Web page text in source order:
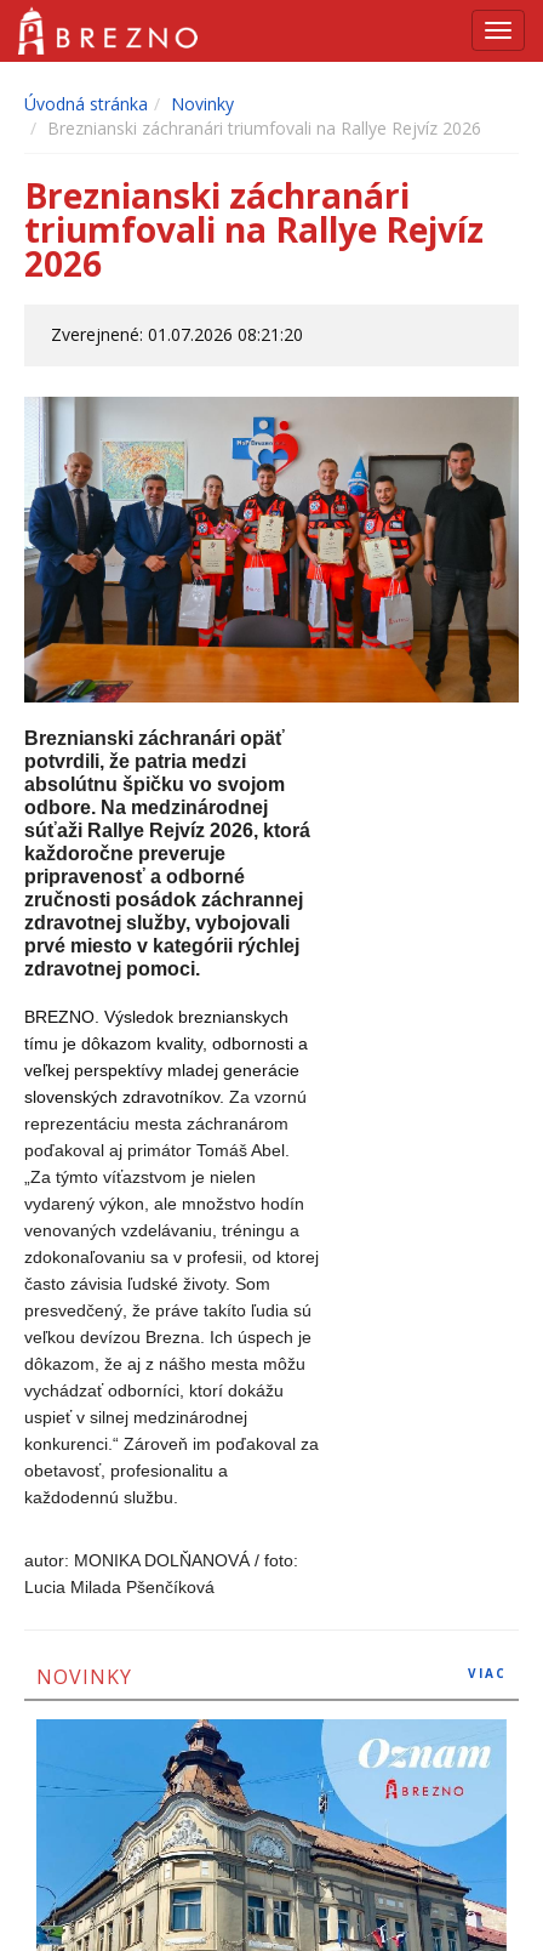
Úvodná stránka
Novinky
Breznianski záchranári triumfovali na Rallye Rejvíz 2026
Breznianski záchranári
triumfovali na Rallye Rejvíz
2026
Zverejnené: 01.07.2026 08:21:20
Breznianski záchranári opäť
potvrdili, že patria medzi
absolútnu špičku vo svojom
odbore. Na medzinárodnej
súťaži Rallye Rejvíz 2026, ktorá
každoročne preveruje
pripravenosť a odborné
zručnosti posádok záchrannej
zdravotnej služby, vybojovali
prvé miesto v kategórii rýchlej
zdravotnej pomoci.
BREZNO. Výsledok breznianskych
tímu je dôkazom kvality, odbornosti a
veľkej perspektívy mladej generácie
slovenských zdravotníkov. Za vzornú
reprezentáciu mesta záchranárom
poďakoval aj primátor Tomáš Abel.
„Za týmto víťazstvom je nielen
vydarený výkon, ale množstvo hodín
venovaných vzdelávaniu, tréningu a
zdokonaľovaniu sa v profesii, od ktorej
často závisia ľudské životy. Som
presvedčený, že práve takíto ľudia sú
veľkou devízou Brezna. Ich úspech je
dôkazom, že aj z nášho mesta môžu
vychádzať odborníci, ktorí dokážu
uspieť v silnej medzinárodnej
konkurenci.“ Zároveň im poďakoval za
obetavosť, profesionalitu a
každodennú službu.
autor: MONIKA DOLŇANOVÁ / foto:
Lucia Milada Pšenčíková
NOVINKY VIAC